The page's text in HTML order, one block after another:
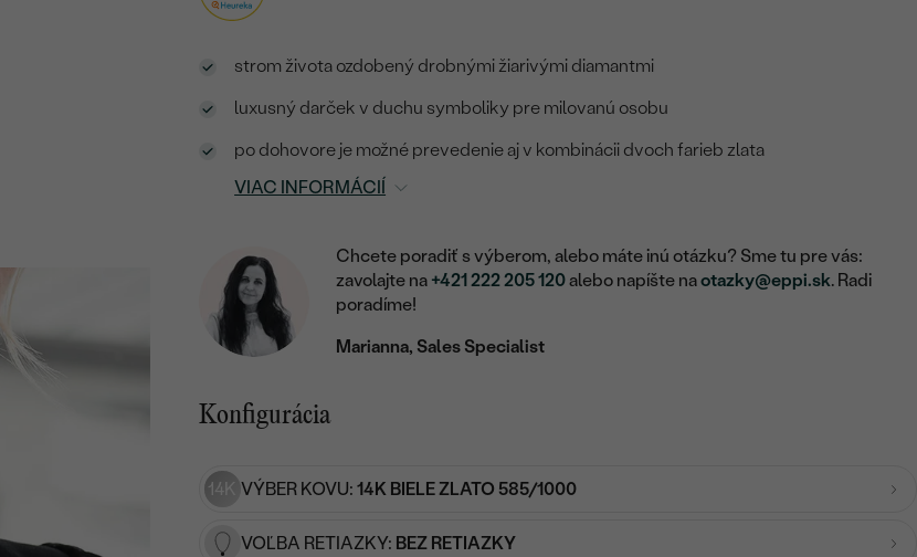
strom života ozdobený drobnými žiarivými diamantmi
luxusný darček v duchu symboliky pre milovanú osobu
po dohovore je možné prevedenie aj v kombinácii dvoch farieb zlata
VIAC INFORMÁCIÍ
Chcete poradiť s výberom, alebo máte inú otázku? Sme tu pre vás:
zavolajte na +421 222 205 120alebo napíšte naotazky@eppi.sk. Radi
poradíme!
Marianna, Sales Specialist
Konfigurácia
14K VÝBER KOVU: 14K BIELE ZLATO 585/1000
VOĽBA RETIAZKY: BEZ RETIAZKY